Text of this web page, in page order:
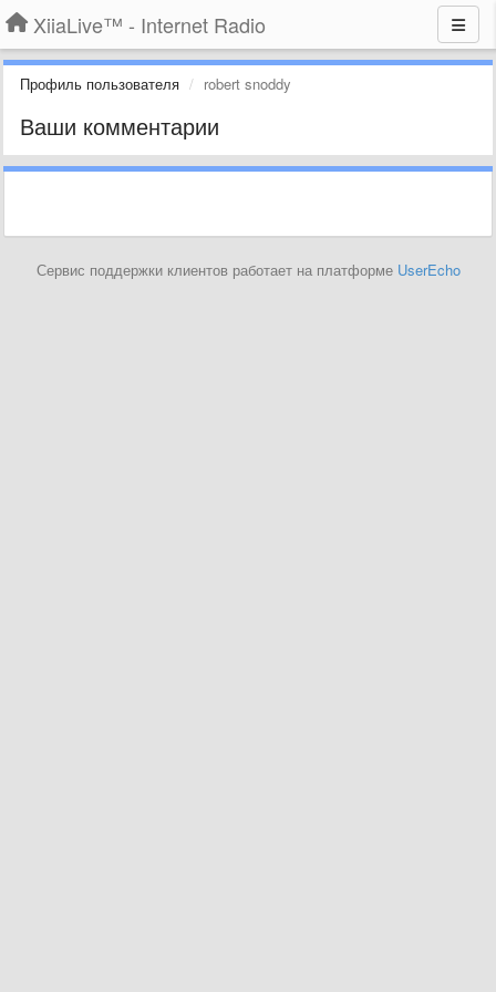
XiiaLive™ - Internet Radio
Профиль пользователя robert snoddy
Ваши комментарии
Сервис поддержки клиентов работает на платформе UserEcho